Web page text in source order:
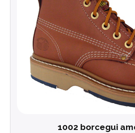
1002 borcegui